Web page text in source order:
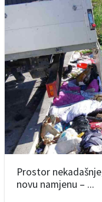
Prostor
novu namjenu – ...